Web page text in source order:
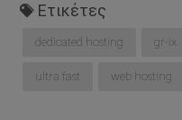
Ετικέτες
dedicated hosting gr-ix
ultra fast web hosting